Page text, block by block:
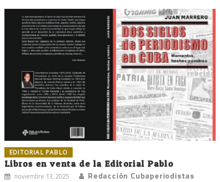
EDITORIAL PABLO
Libros en venta de la Editorial Pablo
noviembre 13, 2025 Redacción Cubaperiodistas